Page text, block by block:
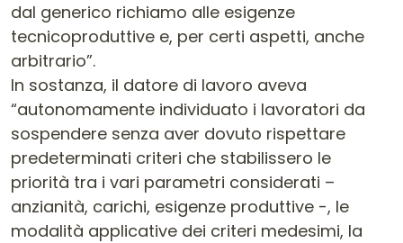
dal generico richiamo alle esigenze
tecnicoproduttive e, per certi aspetti, anche
arbitrario”.
In sostanza, il datore di lavoro aveva
“autonomamente individuato i lavoratori da
sospendere senza aver dovuto rispettare
predeterminati criteri che stabilissero le
priorità tra i vari parametri considerati –
anzianità, carichi, esigenze produttive -, le
modalità applicative dei criteri medesimi, la